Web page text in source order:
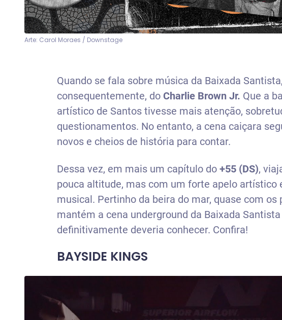
Arte: Carol Moraes / Downstage
Quando se fala sobre música da Baixada
consequentemente, do Charlie Brown Jr. Que a
artístico de Santos tivesse mais atenção,
questionamentos. No entanto, a cena caiçara
novos e cheios de história para contar.
Dessa vez, em mais um capítulo do +55 (DS),
pouca altitude, mas com um forte apelo artístico
musical. Pertinho da beira do mar, quase com os
mantém a cena underground da Baixada
definitivamente deveria conhecer. Confira!
BAYSIDE KINGS